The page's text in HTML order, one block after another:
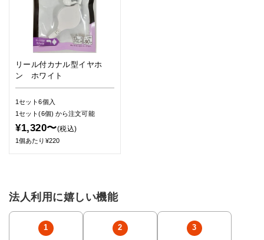
リール付カナル型イヤホ
ン ホワイト
1セット6個入
1セット(6個) から注文可能
¥1,320〜(税込)
1個あたり¥220
法人利用に嬉しい機能